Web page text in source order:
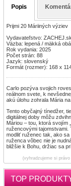
Popis
Prijmi 20 Máriiných výziev
Vydavateľstvo: ZACHEJ.sk
Väzba: lepená / mäkká
Rok vydania: 2025
Počet strán: 88
Jazyk: slovenský
Formát (rozmer): 168 x
Carlo pozýva svojich
reálnom svete, k
akú úlohu zohrala Mária
Tento obyčajný tínedžer,
digitálnej doby môžu
Máriou – tou, ktorá svojím
ružencovými
modliť ruženec tak, ako sa
ruženca vôbec nie je
bližšie k Bohu, držiac sa
(vyhradzujeme si
TOP